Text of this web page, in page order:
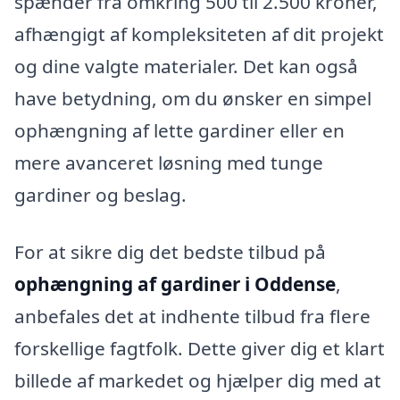
afhængigt af kompleksiteten af dit projekt
og dine valgte materialer. Det kan også
have betydning, om du ønsker en simpel
ophængning af lette gardiner eller en
mere avanceret løsning med tunge
gardiner og beslag.
For at sikre dig det bedste tilbud på
ophængning af gardiner i Oddense,
anbefales det at indhente tilbud fra flere
forskellige fagtfolk. Dette giver dig et klart
billede af markedet og hjælper dig med at